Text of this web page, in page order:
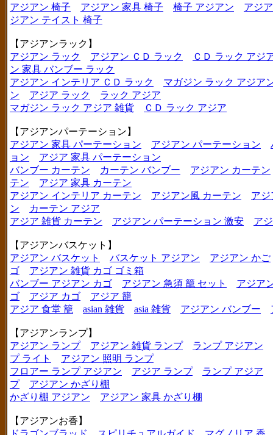
アジアン 椅子
アジアン 家具 椅子 椅子 アジアン
アジ
ジアン テイスト 椅子
【アジアンラック】
アジアン ラック
アジアン ＣＤ ラック
ＣＤ ラック アジ
ン 家具 バンブー ラック
アジアン インテリア ＣＤ ラック
マガジン ラック アジア
ン
アジア ラック
ラック アジア
マガジン ラック アジア 雑貨
ＣＤ ラック アジア
【アジアンパーテーション】
アジアン 家具 パーテーション
アジアン パーテーション
ョン
アジア 家具 パーテーション
バンブー カーテン
カーテン バンブー
アジアン カーテン
テン
アジア 家具 カーテン
アジアン インテリア カーテン
アジアン風 カーテン
アジ
ン
カーテン アジア
アジア 雑貨 カーテン
アジアン パーテーション 激安 ア
【アジアンバスケット】
アジアン バスケット
バスケット アジアン
アジアン かご
ゴ
アジアン 雑貨 カゴ ゴミ箱
バンブー アジアン カゴ
アジアン 急須 籠 セット
アジア
ゴ
アジア カゴ
アジア 籠
アジア 食堂 籠
asian 雑貨 asia 雑貨 アジアン バンブー
【アジアンランプ】
アジアン ランプ
アジアン 雑貨 ランプ
ランプ アジアン
プ ライト
アジアン 照明 ランプ
フロアー ランプ アジアン
アジア ランプ
ランプ アジア
プ
アジアン かざり棚
かざり棚 アジアン
アジアン 家具 かざり棚
【アジアンお香】